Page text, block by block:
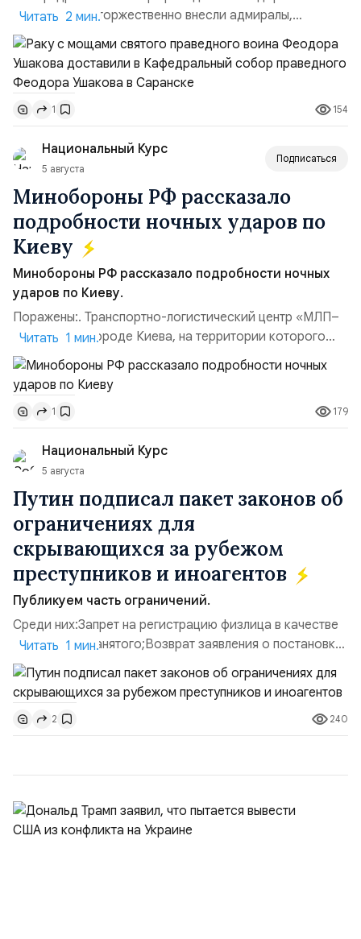
Ушакова раку торжественно внесли адмиралы,
участвовавшие в канонизации святого праведного
воина Феодора Ушакова 25 лет назад:Адмирал
Владимир Прокофьевич Валуев, командующий
Балтийским флотом ВМФ России (2001–2006
гг.);Адмирал Владимир Петрович Комоедов,
командующий Черноморским флотом ВМФ России
(1998–2002 г...
Читать 2 мин.
1 154
Национальный Курс
5 августа
Подписаться
Минобороны РФ рассказало
подробности ночных ударов по
Киеву
Минобороны РФ рассказало подробности ночных
ударов по Киеву.
Поражены:. Транспортно-логистический центр «МЛП–
Чайка» в пригороде Киева, на территории которого
осуществлялось хранение, сборка а также запуск с
прилегающего полевого аэродром «Чайка»
дальнобойных БПЛА ВСУ; Складские помещения
«Транс-Логистик» в Оболонском районе г. Киев,
использовавшиеся для хранения военного
имущества ВСУ; Сортировочны...
Читать 1 мин.
1 179
Национальный Курс
5 августа
Путин подписал пакет законов об
ограничениях для
скрывающихся за рубежом
преступников и иноагентов
Публикуем часть ограничений.
Среди них:Запрет на регистрацию физлица в качестве
ИП или самозанятого;Возврат заявления о постановке
недвижимости на кадастровый учет;Ограничение
водительских прав;Запрет регистрации транспортных
средств и на заключение сделок по
доверенности;Отказ в заключении кредитного
договора, предоставлении государственных и
Читать 1 мин.
2 240